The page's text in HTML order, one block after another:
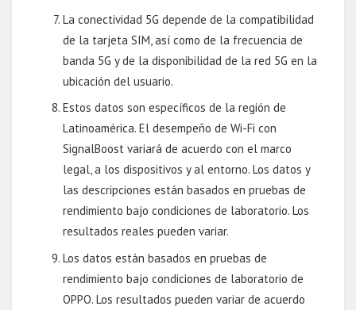
La conectividad 5G depende de la compatibilidad
de la tarjeta SIM, así como de la frecuencia de
banda 5G y de la disponibilidad de la red 5G en la
ubicación del usuario.
Estos datos son específicos de la región de
Latinoamérica. El desempeño de Wi-Fi con
SignalBoost variará de acuerdo con el marco
legal, a los dispositivos y al entorno. Los datos y
las descripciones están basados en pruebas de
rendimiento bajo condiciones de laboratorio. Los
resultados reales pueden variar.
Los datos están basados en pruebas de
rendimiento bajo condiciones de laboratorio de
OPPO. Los resultados pueden variar de acuerdo